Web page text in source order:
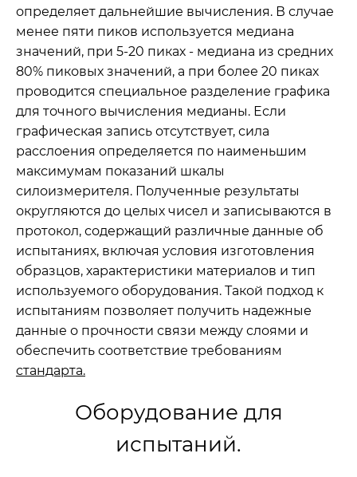
определяет дальнейшие вычисления. В случае
менее пяти пиков используется медиана
значений, при 5-20 пиках - медиана из средних
80% пиковых значений, а при более 20 пиках
проводится специальное разделение графика
для точного вычисления медианы. Если
графическая запись отсутствует, сила
расслоения определяется по наименьшим
максимумам показаний шкалы
силоизмерителя. Полученные результаты
округляются до целых чисел и записываются в
протокол, содержащий различные данные об
испытаниях, включая условия изготовления
образцов, характеристики материалов и тип
используемого оборудования. Такой подход к
испытаниям позволяет получить надежные
данные о прочности связи между слоями и
обеспечить соответствие требованиям
стандарта.
Оборудование для
испытаний.